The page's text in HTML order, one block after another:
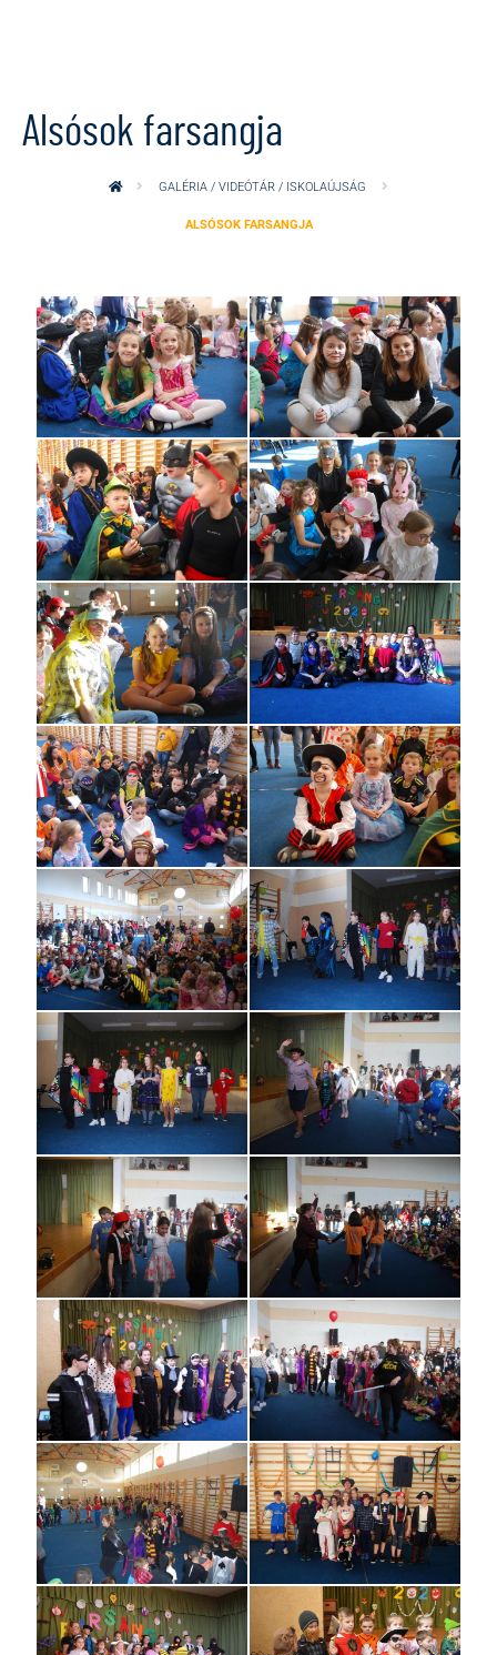
Alsósok farsangja
GALÉRIA / VIDEÓTÁR / ISKOLAÚJSÁG
ALSÓSOK FARSANGJA